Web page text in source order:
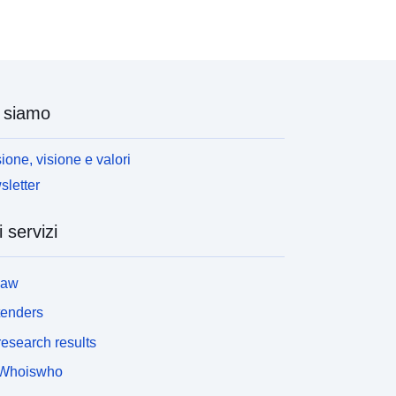
che può essere significativo in
dovuto alla crescente difficoltà di ottenere dati
dettagliati sui dipendenti, a partire
provvisorie di IWEPS. Maggiori informazioni
siamo
visione e valori
servizi
results